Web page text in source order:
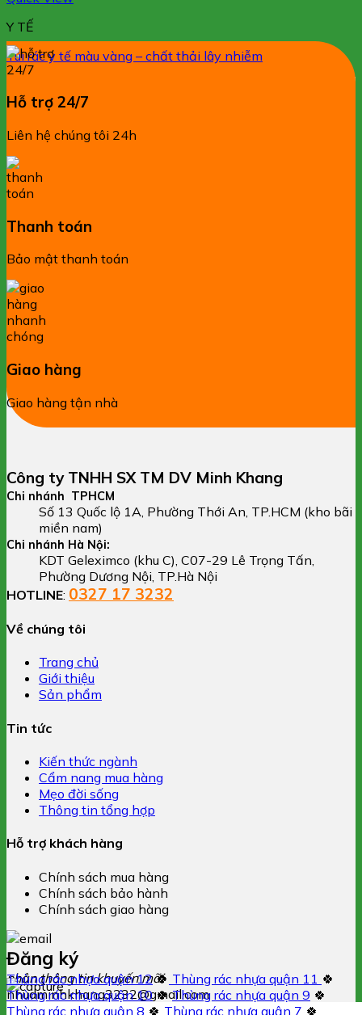
Y TẾ
Túi rác y tế màu vàng – chất thải lây nhiễm
Hỗ trợ 24/7
Liên hệ chúng tôi 24h
Thanh toán
Bảo mật thanh toán
Giao hàng
Giao hàng tận nhà
Công ty TNHH SX TM DV Minh Khang
Chi nhánh TPHCM
Số 13 Quốc lộ 1A, Phường Thới An, TP.HCM (kho bãi
miền nam)
Chi nhánh Hà Nội:
KDT Geleximco (khu C), C07-29 Lê Trọng Tấn,
Phường Dương Nội, TP.Hà Nội
HOTLINE: 0327 17 3232
Về chúng tôi
Trang chủ
Giới thiệu
Sản phẩm
Tin tức
Kiến thức ngành
Cẩm nang mua hàng
Mẹo đời sống
Thông tin tổng hợp
Hỗ trợ khách hàng
Chính sách mua hàng
Chính sách bảo hành
Chính sách giao hàng
Đăng ký
nhận thông tin khuyến mãi
nhuaminhkhang3232@gmail.com
Thùng rác nhựa quận 12🍀 Thùng rác nhựa quận 11 🍀
Thùng rác nhựa quận 10🍀Thùng rác nhựa quận 9 🍀
Thùng rác nhựa quận 8 🍀 Thùng rác nhựa quận 7 🍀